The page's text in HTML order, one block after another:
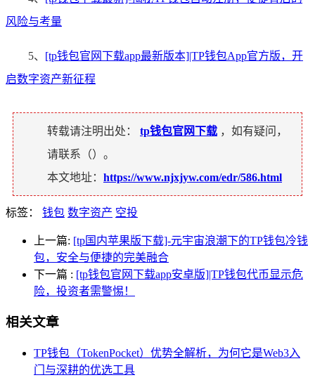
风险与考量
5、 [tp钱包官网下载app最新版本]|TP钱包App官方版，开
启数字资产新征程
转载请注明出处： tp钱包官网下载 ，如有疑问，
请联系（）。
本文地址： https://www.njxjyw.com/edr/586.html
标签： 钱包 数字资产 空投
上一篇: [tp国内苹果版下载]-元宇宙浪潮下的TP钱包冷钱
包，安全与便捷的完美融合
下一篇 : [tp钱包官网下载app安卓版]|TP钱包代币显示危
险，投资者需警惕！
相关文章
TP钱包（TokenPocket）优势全解析，为何它是Web3入
门与深耕的优选工具